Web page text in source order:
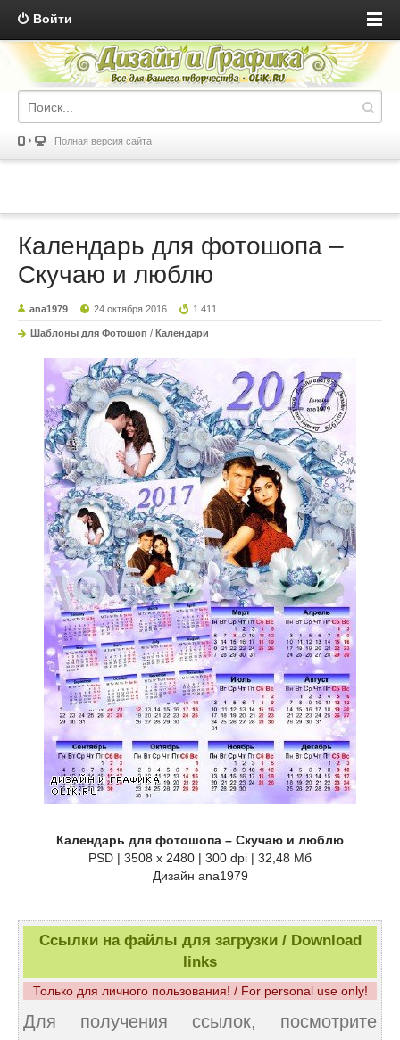
Войти
Полная версия сайта
Календарь для фотошопа –
Скучаю и люблю
ana1979 24 октября 2016 1 411
Шаблоны для Фотошоп / Календари
Календарь для фотошопа – Скучаю и люблю
PSD | 3508 x 2480 | 300 dpi | 32,48 Мб
Дизайн аnа1979
Ссылки на файлы для загрузки / Download
links
Только для личного пользования! / For personal use only!
Для получения ссылок, посмотрите